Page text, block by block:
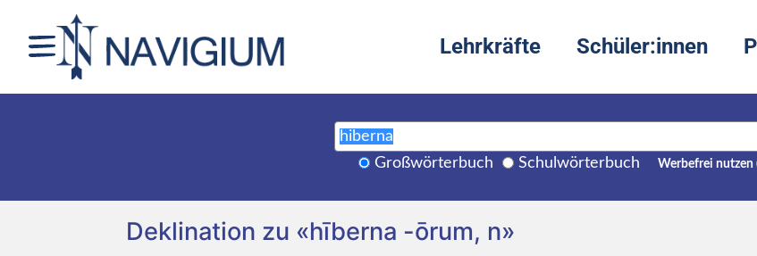
Lehrkräfte Schüler:innen
Großwörterbuch Schulwörterbuch Werbefrei nutzen
Deklination zu «hīberna -ōrum, n»